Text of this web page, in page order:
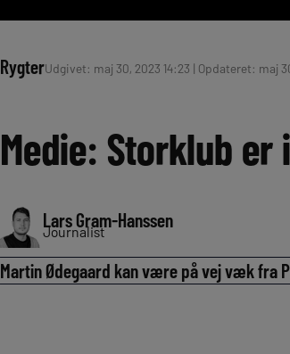
RygterUdgivet: maj 30, 2023 14:23 | Opdateret: maj
Medie: Storklub
Lars Gram-Hanssen
Journalist
Martin Ødegaard kan være på vej væk fra